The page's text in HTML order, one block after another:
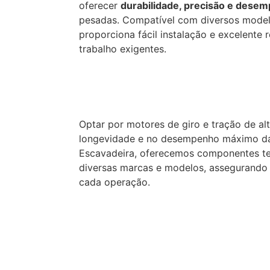
oferecerdurabilidade, precisão e
pesadas. Compatível com diversos
proporciona fácil instalação e excelente
trabalho exigentes.
Optar por motores de giro e tração de
longevidade e no desempenho máximo
Escavadeira, oferecemos componentes
diversas marcas e modelos,
cada operação.